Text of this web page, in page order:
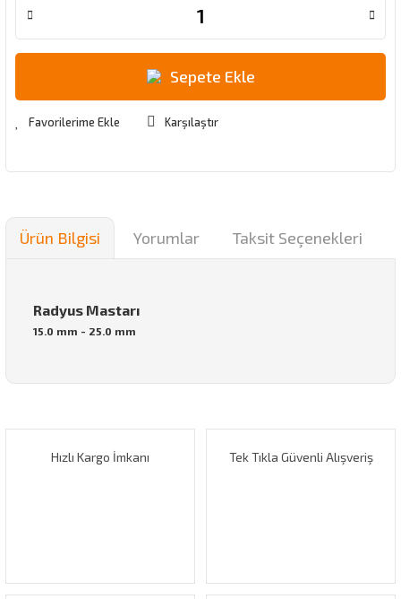
Sepete Ekle
Karşılaştır
Ürün Bilgisi Yorumlar Taksit Seçenekleri
Radyus Mastarı
15.0 mm - 25.0 mm
Görüş ve önerileriniz için teşekkür ederiz.
Hızlı Kargo İmkanı Tek Tıkla Güvenli Alışveriş